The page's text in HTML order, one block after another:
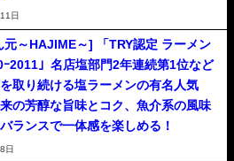
日
元～HAJIME～] 「TRY認定 ラーメン
2011」名店塩部門2年連続第1位など
取り続ける塩ラーメンの有名人気
の芳醇な旨味とコク、魚介系の風味
ランスで一体感を楽しめる！
日